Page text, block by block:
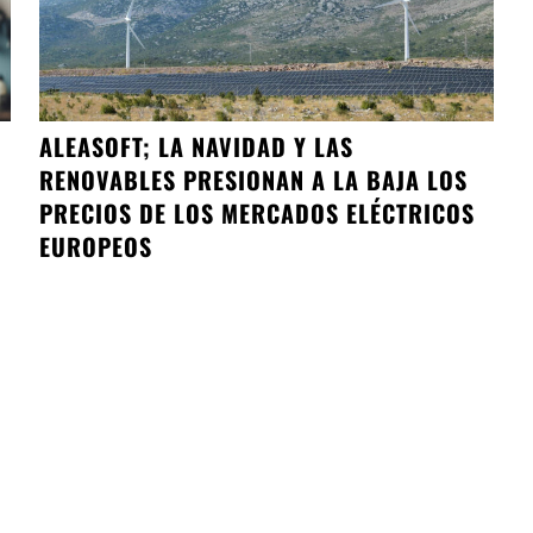
ALEASOFT; LA NAVIDAD Y LAS
RENOVABLES PRESIONAN A LA BAJA LOS
PRECIOS DE LOS MERCADOS ELÉCTRICOS
EUROPEOS